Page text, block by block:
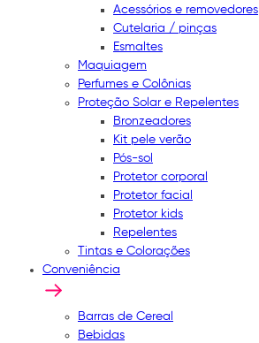
Acessórios e removedores
Cutelaria / pinças
Esmaltes
Maquiagem
Perfumes e Colônias
Proteção Solar e Repelentes
Bronzeadores
Kit pele verão
Pós-sol
Protetor corporal
Protetor facial
Protetor kids
Repelentes
Tintas e Colorações
Conveniência
Barras de Cereal
Bebidas